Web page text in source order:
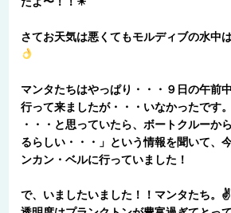
さてお天気は悪くてもモルディブの水中
マンタたちはやっぱり・・・９日の午前
行って来ましたが・・・いなかったです。
・・・と思っていたら、ボートクルーか
るらしい・・・」という情報を聞いて、
ンカン・ベルに行っていました！
で、いましたいました！！マンタたち。✌